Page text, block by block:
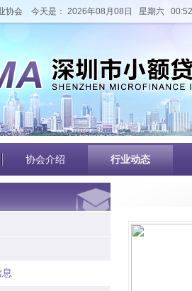
协会 今天是： 2026年08月08日 星期六 00:52
协会介绍 行业动态